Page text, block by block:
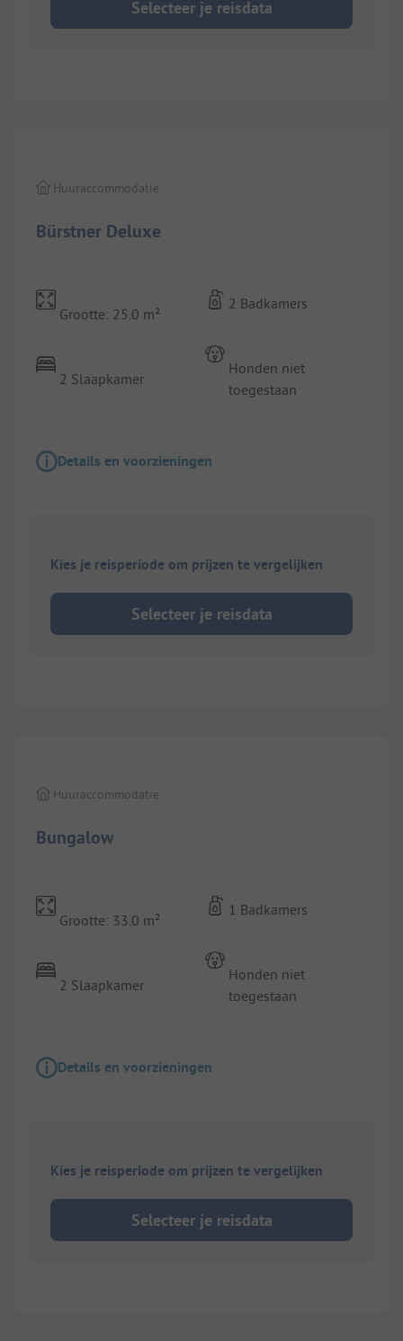
Selecteer je reisdata
Bürstner Deluxe
Huuraccommodatie
Grootte: 25.0 m²
2 Slaapkamer
2 Badkamers
Honden niet
toegestaan
Details en voorzieningen
Kies je reisperiode om prijzen te vergelijken
Selecteer je reisdata
Bungalow
Huuraccommodatie
Grootte: 33.0 m²
2 Slaapkamer
1 Badkamers
Honden niet
toegestaan
Details en voorzieningen
Kies je reisperiode om prijzen te vergelijken
Selecteer je reisdata